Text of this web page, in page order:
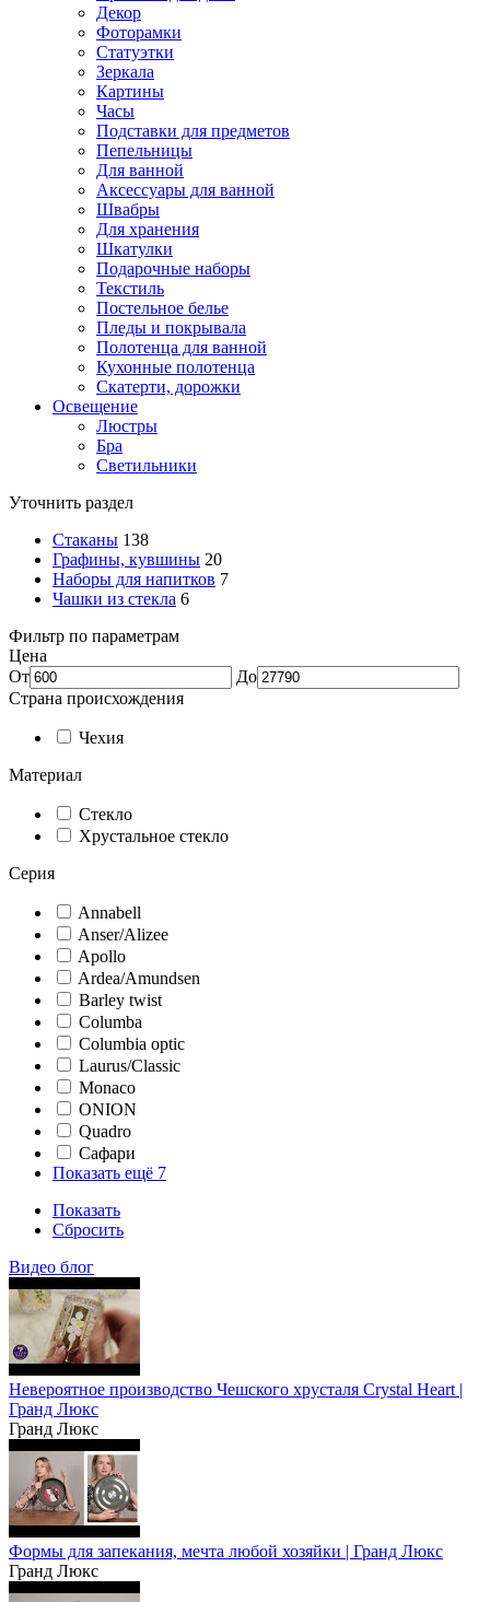
Декор
Фоторамки
Статуэтки
Зеркала
Картины
Часы
Подставки для предметов
Пепельницы
Для ванной
Аксессуары для ванной
Швабры
Для хранения
Шкатулки
Подарочные наборы
Текстиль
Постельное белье
Пледы и покрывала
Полотенца для ванной
Кухонные полотенца
Скатерти, дорожки
Освещение
Люстры
Бра
Светильники
Уточнить раздел
Стаканы 138
Графины, кувшины 20
Наборы для напитков 7
Чашки из стекла 6
Фильтр по параметрам
Цена
От
До
Страна происхождения
Чехия
Материал
Стекло
Хрустальное стекло
Серия
Annabell
Anser/Alizee
Apollo
Ardea/Amundsen
Barley twist
Columba
Columbia optic
Laurus/Classic
Monaco
ONION
Quadro
Сафари
Показать ещё 7
Показать
Сбросить
Видео блог
Невероятное производство Чешского хрусталя Crystal Heart |
Гранд Люкс
Гранд Люкс
Формы для запекания, мечта любой хозяйки | Гранд Люкс
Гранд Люкс